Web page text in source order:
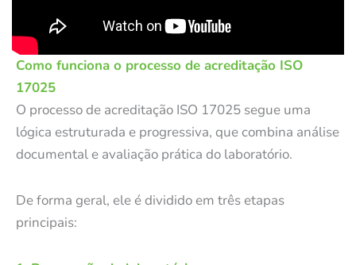
Como funciona o processo de acreditação ISO
17025
O processo de acreditação ISO 17025 segue uma
lógica estruturada e progressiva, que combina análise
documental e avaliação prática do laboratório.
De forma geral, ele é dividido em três etapas
principais: